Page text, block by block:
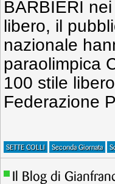
BARBIERI
libero, il
nazionale
paraolimpica
100 stile
Federazione
SETTE COLLI Seconda Giornata
Il Blog di